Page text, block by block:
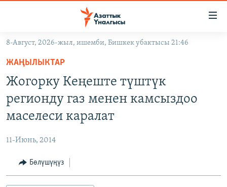
Навигацияга
өтүңүз
Издөөгө
салыңызКЫРГЫЗСТАН
МАДАНИЯТ
УКРАИНА
ТВ ПРОГРАММАЛАР
БҮГҮН АЗАТТЫКТА
ПОДКАСТ
8-Август, 2026-жыл, ишемби, Бишкек убактысы 21:46
ЖАҢЫЛЫКТАР
Жогорку Кеңеште түштүк
регионду газ менен камсыздоо
маселеси каралат
11-Июнь, 2014
Бөлүшүңүз